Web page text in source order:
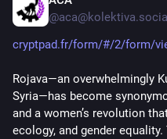
Defensem Rojava, defensem
#riseup4rojava
bcn.convoca.la/event/
@aca@kolektiva.social
cryptpad.fr/form/#/2/form/
Rojava—an overwhelmingly
Syria—has become
and a women’s revolution
ecology, and gender equality.